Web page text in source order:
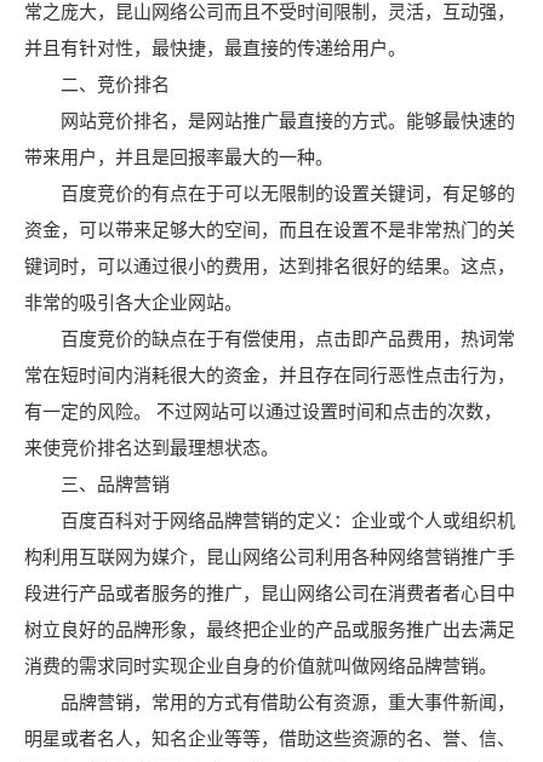
常之庞大，昆山网络公司而且不受时间限制，灵活，互动强，
并且有针对性，最快捷，最直接的传递给用户。
二、竞价排名
网站竞价排名，是网站推广最直接的方式。能够最快速的
带来用户，并且是回报率最大的一种。
百度竞价的有点在于可以无限制的设置关键词，有足够的
资金，可以带来足够大的空间，而且在设置不是非常热门的关
键词时，可以通过很小的费用，达到排名很好的结果。这点，
非常的吸引各大企业网站。
百度竞价的缺点在于有偿使用，点击即产品费用，热词常
常在短时间内消耗很大的资金，并且存在同行恶性点击行为，
有一定的风险。 不过网站可以通过设置时间和点击的次数，
来使竞价排名达到最理想状态。
三、品牌营销
百度百科对于网络品牌营销的定义：企业或个人或组织机
构利用互联网为媒介，昆山网络公司利用各种网络营销推广手
段进行产品或者服务的推广，昆山网络公司在消费者者心目中
树立良好的品牌形象，最终把企业的产品或服务推广出去满足
消费的需求同时实现企业自身的价值就叫做网络品牌营销。
品牌营销，常用的方式有借助公有资源，重大事件新闻，
明星或者名人，知名企业等等，借助这些资源的名、誉、信、